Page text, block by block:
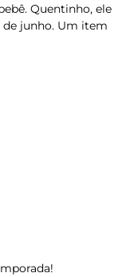
Quentinho, ele
de junho. Um item